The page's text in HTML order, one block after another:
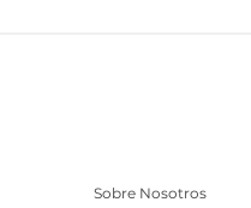
Sobre Nosotros